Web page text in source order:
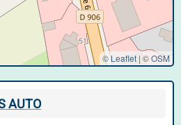
© Leaflet | ©OSM
AUTO